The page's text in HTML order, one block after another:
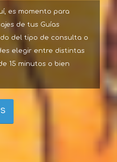
es momento para
de tus Guías
del tipo de consulta o
elegir entre distintas
15 minutos o bien